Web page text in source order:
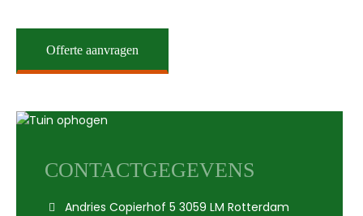
Offerte aanvragen
CONTACTGEGEVENS
Andries Copierhof 5 3059 LM Rotterdam